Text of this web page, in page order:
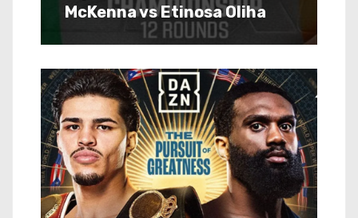
McKenna vs Etinosa Oliha